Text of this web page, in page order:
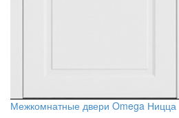
Межкомнатные двери Omega Ницца